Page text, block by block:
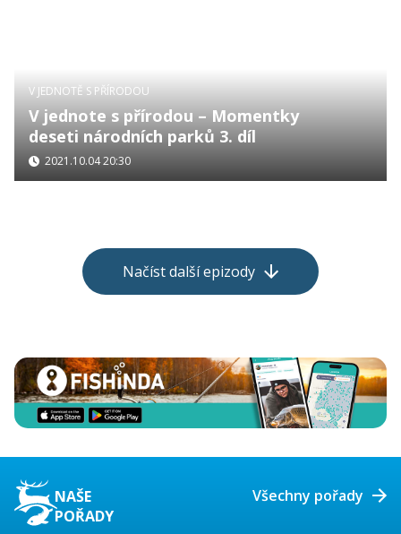
V JEDNOTĚ S PŘÍRODOU
V jednote s přírodou – Momentky
deseti národních parků 3. díl
2021.10.04 20:30
Načíst další epizody
NAŠE
POŘADY
Všechny pořady